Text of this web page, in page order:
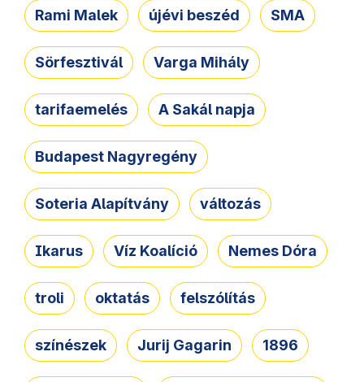
Rami Malek újévi beszéd SMA
Sörfesztivál Varga Mihály
tarifaemelés A Sakál napja
Budapest Nagyregény
Soteria Alapítvány változás
Ikarus Víz Koalíció Nemes Dóra
troli oktatás felszólítás
színészek Jurij Gagarin 1896